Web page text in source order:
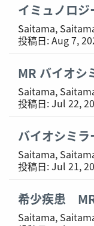
results
イミュノロ
Saitama,
投稿日:Aug 7,
MR バイオ
Saitama,
投稿日:Jul 22,
バイオシミ
Saitama,
投稿日:Jul 21,
希少疾患
Saitama,